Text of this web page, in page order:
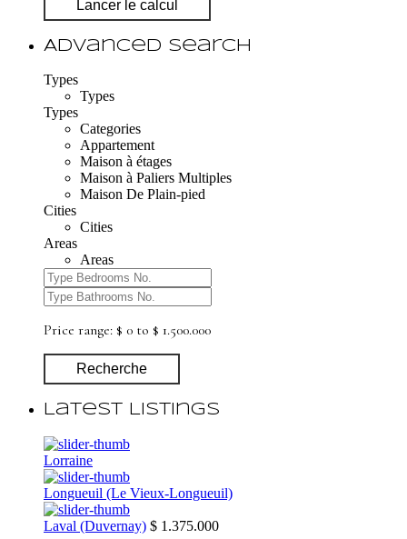
Lancer le calcul
Advanced Search
Types
Types
Types
Categories
Appartement
Maison à étages
Maison à Paliers Multiples
Maison De Plain-pied
Cities
Cities
Areas
Areas
Price range: $ 0 to $ 1.500.000
Recherche
Latest Listings
Lorraine
Longueuil (Le Vieux-Longueuil)
Laval (Duvernay) $ 1.375.000